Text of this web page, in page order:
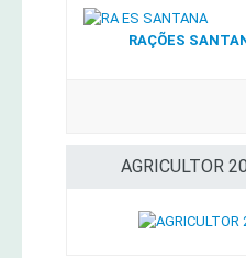
RAÇÕES
AGRICULTOR